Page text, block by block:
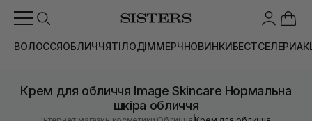
ВОЛОССЯОБЛИЧЧЯТІЛОДІММЕРЧНОВИНКИБЕСТСЕЛЕРИ
Крем для обличчя Image Skincare Нормальна
шкіра обличчя
| |